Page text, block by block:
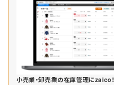
小売業・卸売業の在庫管理にzaico！